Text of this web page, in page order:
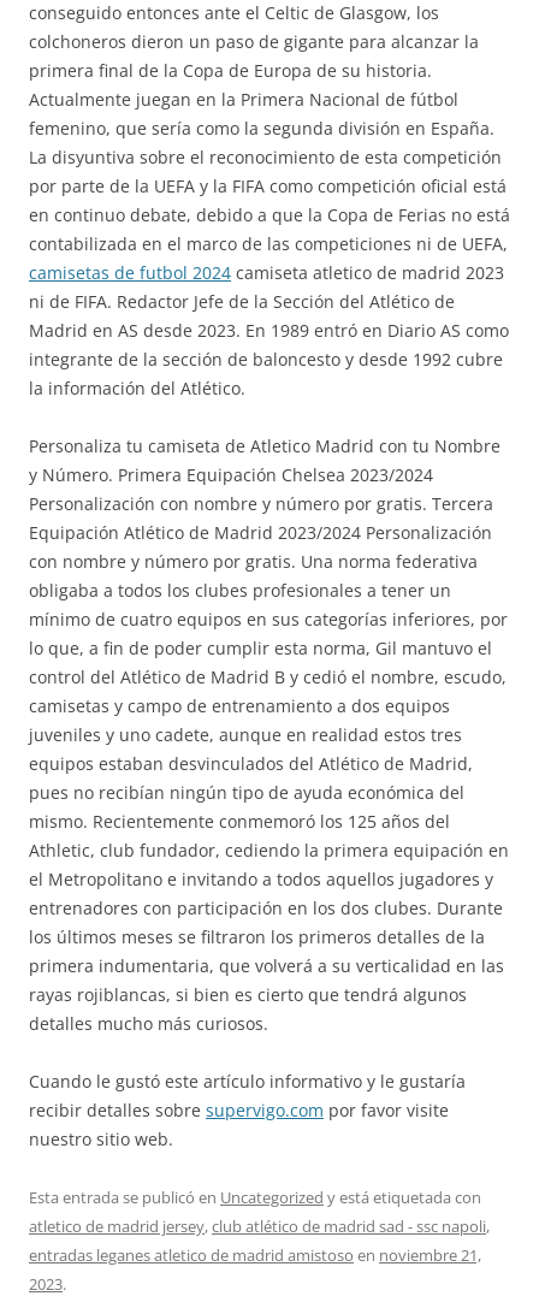
conseguido entonces ante el Celtic de Glasgow, los
colchoneros dieron un paso de gigante para alcanzar la
primera final de la Copa de Europa de su historia.
Actualmente juegan en la Primera Nacional de fútbol
femenino, que sería como la segunda división en España.
La disyuntiva sobre el reconocimiento de esta competición
por parte de la UEFA y la FIFA como competición oficial está
en continuo debate, debido a que la Copa de Ferias no está
contabilizada en el marco de las competiciones ni de UEFA,
camisetas de futbol 2024 camiseta atletico de madrid 2023
ni de FIFA. Redactor Jefe de la Sección del Atlético de
Madrid en AS desde 2023. En 1989 entró en Diario AS como
integrante de la sección de baloncesto y desde 1992 cubre
la información del Atlético.
Personaliza tu camiseta de Atletico Madrid con tu Nombre
y Número. Primera Equipación Chelsea 2023/2024
Personalización con nombre y número por gratis. Tercera
Equipación Atlético de Madrid 2023/2024 Personalización
con nombre y número por gratis. Una norma federativa
obligaba a todos los clubes profesionales a tener un
mínimo de cuatro equipos en sus categorías inferiores, por
lo que, a fin de poder cumplir esta norma, Gil mantuvo el
control del Atlético de Madrid B y cedió el nombre, escudo,
camisetas y campo de entrenamiento a dos equipos
juveniles y uno cadete, aunque en realidad estos tres
equipos estaban desvinculados del Atlético de Madrid,
pues no recibían ningún tipo de ayuda económica del
mismo. Recientemente conmemoró los 125 años del
Athletic, club fundador, cediendo la primera equipación en
el Metropolitano e invitando a todos aquellos jugadores y
entrenadores con participación en los dos clubes. Durante
los últimos meses se filtraron los primeros detalles de la
primera indumentaria, que volverá a su verticalidad en las
rayas rojiblancas, si bien es cierto que tendrá algunos
detalles mucho más curiosos.
Cuando le gustó este artículo informativo y le gustaría
recibir detalles sobre supervigo.com por favor visite
nuestro sitio web.
Esta entrada se publicó en Uncategorized y está etiquetada con
atletico de madrid jersey,club atlético de madrid sad - ssc napoli,
entradas leganes atletico de madrid amistoso en noviembre 21,
2023.